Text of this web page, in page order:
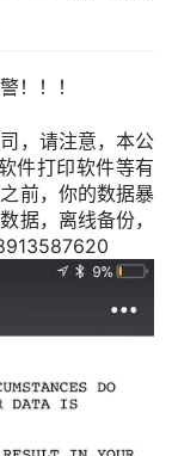
！！！
，请注意，本公
件打印软件等有
前，你的数据暴
据，离线备份，